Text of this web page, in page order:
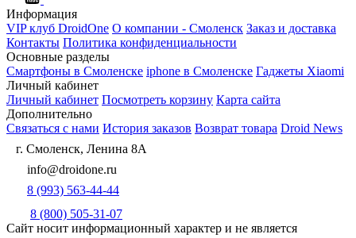
Информация
VIP клуб DroidOne О компании - Смоленск Заказ и доставка
Контакты Политика конфиденциальности
Основные разделы
Смартфоны в Смоленске iphone в Смоленске Гаджеты Xiaomi
Личный кабинет
Личный кабинет Посмотреть корзину Карта сайта
Дополнительно
Связаться с нами История заказов Возврат товара Droid News
г. Смоленск, Ленина 8А
info@droidone.ru
8 (993) 563-44-44
8 (800) 505-31-07
Сайт носит информационный характер и не является